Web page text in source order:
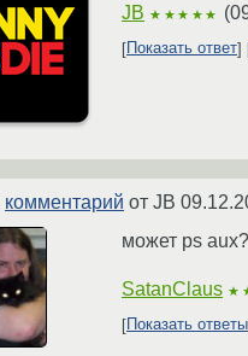
JB ★★★★★ (
Показать ответ
комментарий от JB
может ps aux?
SatanClaus
Показать ответы